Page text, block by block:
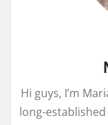
Hi guys, I’m
long-